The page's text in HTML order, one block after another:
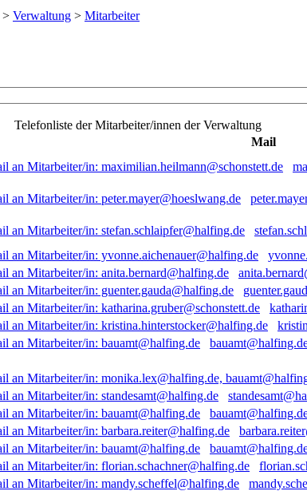
> Verwaltung > Mitarbeiter
Telefonliste der Mitarbeiter/innen der Verwaltung
Mail